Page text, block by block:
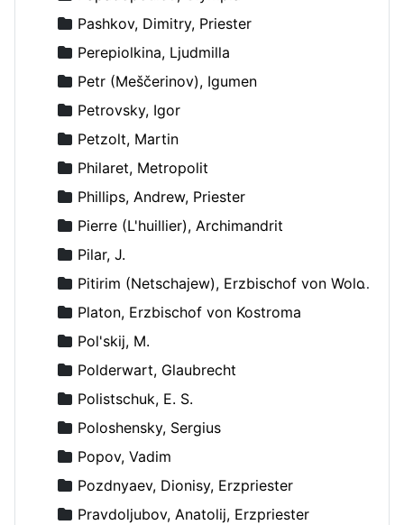
Pashkov, Dimitry, Priester
Perepiolkina, Ljudmilla
Petr (Meščerinov), Igumen
Petrovsky, Igor
Petzolt, Martin
Philaret, Metropolit
Phillips, Andrew, Priester
Pierre (L'huillier), Archimandrit
Pilar, J.
Pitirim (Netschajew), Erzbischof von Wolokolamsk und Jurjew
Platon, Erzbischof von Kostroma
Pol'skij, M.
Polderwart, Glaubrecht
Polistschuk, E. S.
Poloshensky, Sergius
Popov, Vadim
Pozdnyaev, Dionisy, Erzpriester
Pravdoljubov, Anatolij, Erzpriester